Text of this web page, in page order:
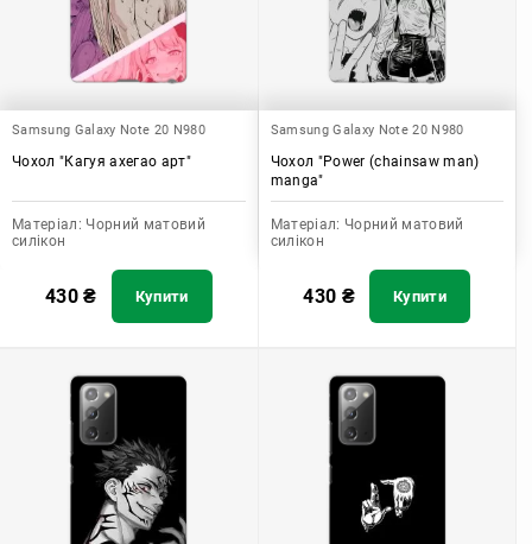
Samsung Galaxy Note 20 N980
Чохол "Кагуя ахегао арт"
Матеріал: Чорний матовий
силікон
430₴ Купити
Samsung Galaxy Note 20 N980
Чохол "Power (chainsaw man)
manga"
Матеріал: Чорний матовий
силікон
430 ₴ Купити